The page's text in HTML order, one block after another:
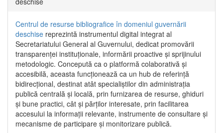
Centrul de resurse bibliografice în domeniul guvernării
deschise reprezintă instrumentul digital integrat al
Secretariatului General al Guvernului, dedicat promovării
transparenței instituționale, informării proactive și sprijinului
metodologic. Concepută ca o platformă colaborativă și
accesibilă, aceasta funcționează ca un hub de referință
bidirecțional, destinat atât specialiștilor din administrația
publică centrală și locală, prin furnizarea de resurse, ghiduri
și bune practici, cât și părților interesate, prin facilitarea
accesului la informații relevante, instrumente de consultare și
mecanisme de participare și monitorizare publică.